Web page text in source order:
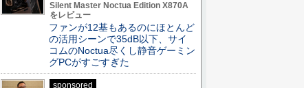
Silent Master Noctua Edition X870A
をレビュー
ファンが12基もあるのにほとんど
の活用シーンで35dB以下、サイ
コムのNoctua尽くし静音ゲーミン
グPCがすごすぎた
sponsored